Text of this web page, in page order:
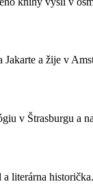
a žije v
v Štrasburgu a
literárna